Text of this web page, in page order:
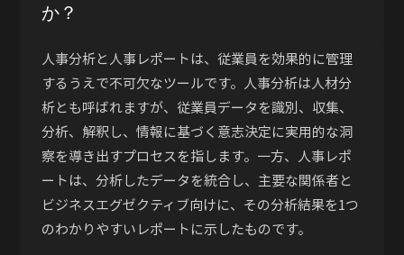
か？
人事分析と人事レポートは、従業員を効果的に管理
するうえで不可欠なツールです。人事分析は人材分
析とも呼ばれますが、従業員データを識別、収集、
分析、解釈し、情報に基づく意志決定に実用的な洞
察を導き出すプロセスを指します。一方、人事レポ
ートは、分析したデータを統合し、主要な関係者と
ビジネスエグゼクティブ向けに、その分析結果を1つ
のわかりやすいレポートに示したものです。